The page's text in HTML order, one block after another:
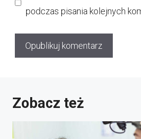
podczas pisania kolejnych
Zobacz też